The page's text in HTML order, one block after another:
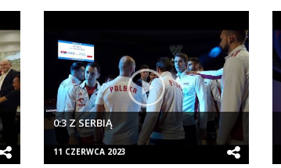
0:3 Z SERBIĄ
11 CZERWCA 2023